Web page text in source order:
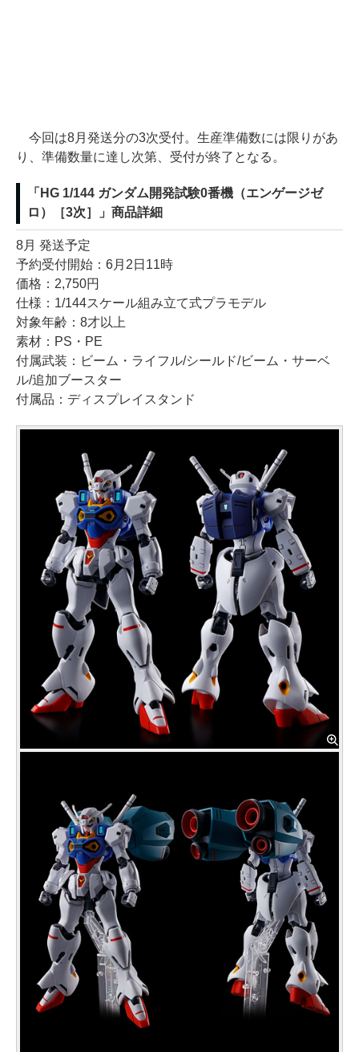
今回は8月発送分の3次受付。生産準備数には限りがあ
り、準備数量に達し次第、受付が終了となる。
「HG 1/144 ガンダム開発試験0番機（エンゲージゼ
ロ）［3次］」商品詳細
8月 発送予定
予約受付開始：6月2日11時
価格：2,750円
仕様：1/144スケール組み立て式プラモデル
対象年齢：8才以上
素材：PS・PE
付属武装：ビーム・ライフル/シールド/ビーム・サーベ
ル/追加ブースター
付属品：ディスプレイスタンド